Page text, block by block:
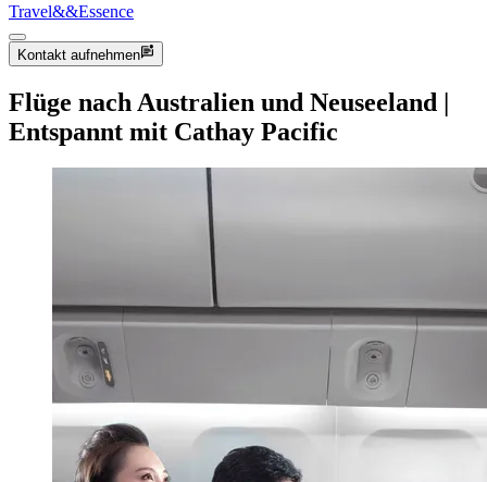
Travel&&Essence
Kontakt aufnehmen
Flüge nach Australien und Neuseeland |
Entspannt mit Cathay Pacific